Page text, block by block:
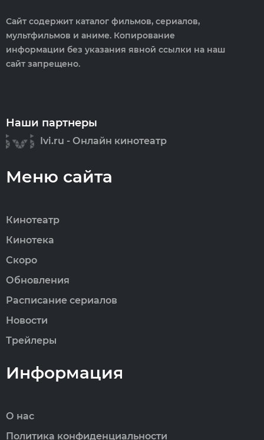
Сайт содержит каталог фильмов, сериалов,
мультфильмов и аниме. Копирование
информации без указания явной ссылки на наш
сайт запрещено.
Наши партнеры
Ivi.ru - Онлайн кинотеатр
Меню сайта
Кинотеатр
Кинотека
Скоро
Обновления
Расписание сериалов
Новости
Трейлеры
Информация
О нас
Политика конфиденциальности